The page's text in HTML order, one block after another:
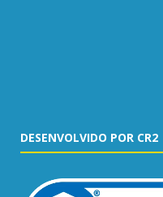
DESENVOLVIDO POR CR2